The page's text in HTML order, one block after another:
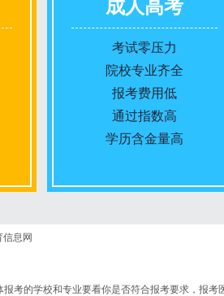
成人高考
考试零压力
院校专业齐全
报考费用低
通过指数高
学历含金量高
息网
的学校和专业要看你是否符合报考要求，报考